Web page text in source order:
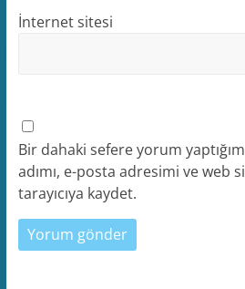
İnternet sitesi
Bir dahaki sefere yorum
adımı, e-posta adresimi ve web
tarayıcıya kaydet.